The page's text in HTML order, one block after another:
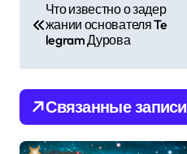
в
и
г
Что известно о задер
жании основателя Te
legram Дурова
Связанные записи